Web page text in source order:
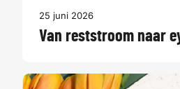
25 juni 2026
Van reststroom naar